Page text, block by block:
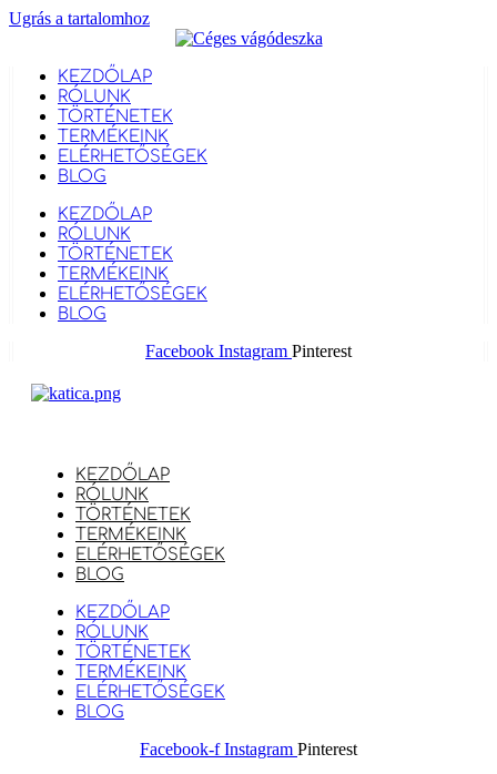
Ugrás a tartalomhoz
KEZDŐLAP
RÓLUNK
TÖRTÉNETEK
TERMÉKEINK
ELÉRHETŐSÉGEK
BLOG
KEZDŐLAP
RÓLUNK
TÖRTÉNETEK
TERMÉKEINK
ELÉRHETŐSÉGEK
BLOG
Facebook Instagram Pinterest
KEZDŐLAP
RÓLUNK
TÖRTÉNETEK
TERMÉKEINK
ELÉRHETŐSÉGEK
BLOG
KEZDŐLAP
RÓLUNK
TÖRTÉNETEK
TERMÉKEINK
ELÉRHETŐSÉGEK
BLOG
Facebook-f Instagram Pinterest